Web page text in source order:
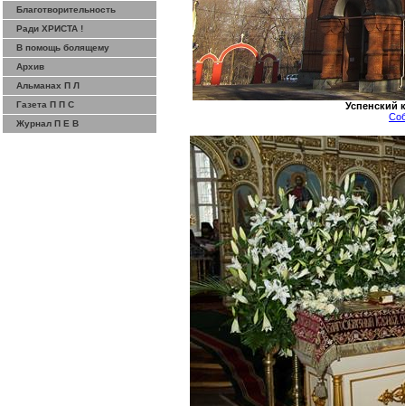
Благотворительность
Ради ХРИСТА !
В помощь болящему
Архив
Альманах П Л
Газета П П С
Журнал П Е В
Успенский